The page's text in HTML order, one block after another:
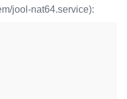
jool-nat64.service):